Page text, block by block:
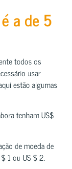
a de 5
todos os
usar
estão algumas
tenham US$
de moeda de
1 ou US $ 2.